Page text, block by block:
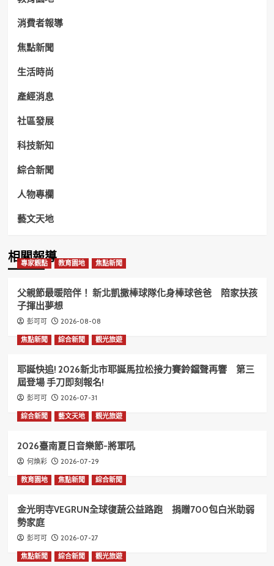
消費者報導
焦點新聞
生活時尚
產經消息
社區發展
科技新知
綜合新聞
人物專欄
藝文天地
相關報導
專家觀點 教育園地 焦點新聞
父親節最暖陪伴！ 新北凱撒棒球隊化身棒球爸爸 陪家扶孩
子揮出夢想
彭可可 2026-08-08
焦點新聞 綜合新聞 觀光旅遊
耶誕快追! 2026新北市耶誕馬拉松接力賽鈴鐺聲再響 第三
屆登場 手刀即刻報名!
彭可可 2026-07-31
綜合新聞 藝文天地 觀光旅遊
2026臺南夏日音樂節-將軍吼
何煥彩 2026-07-29
教育園地 焦點新聞 綜合新聞
金光明寺VEGRUN全球復蔬公益路跑 捐贈700包白米助弱
勢家庭
彭可可 2026-07-27
焦點新聞 綜合新聞 觀光旅遊